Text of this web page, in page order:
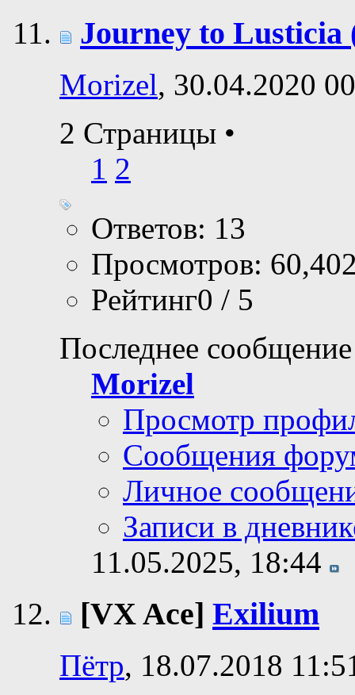
Journey to Lusticia
Morizel, 30.04.2020
2 Страницы •
1 2
Ответов: 13
Просмотров:
Рейтинг0 / 5
Последнее
Morizel
Просмотр
Сообщения
Личное
Записи в
11.05.2025, 18:44
[VX Ace] Exilium
Пётр, 18.07.2018